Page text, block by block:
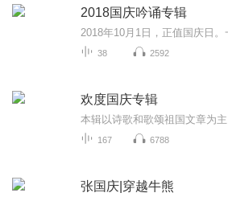
2018国庆吟诵专辑
38 2592
欢度国庆专辑
167 6788
张国庆|穿越牛熊